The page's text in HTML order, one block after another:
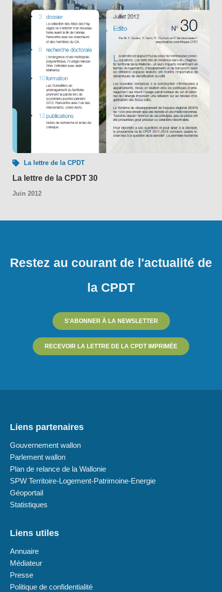
La lettre de la CPDT
La lettre de la CPDT 30
Juin 2012
Restez au courant de l'actualité de
la CPDT
S'ABONNER À LA NEWSLETTER
RECEVOIR LA LETTRE DE LA CPDT IMPRIMÉE
Liens partenaires
Gouvernement wallon
Parlement wallon
Plan de relance de la Wallonie
SPW Territoire-Logement-Patrimoine-Energie
Géoportail
Statistiques
Liens utiles
Annuaire
Médiateur
Presse
Politique de confidentialité